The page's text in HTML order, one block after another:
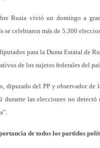
Rusia vivió un domingo a
se celebraron más de 5.300
para la Duma Estatal de
de los sujetos federales del
diputado del PP y observador de
durante las elecciones no
de todos los partidos